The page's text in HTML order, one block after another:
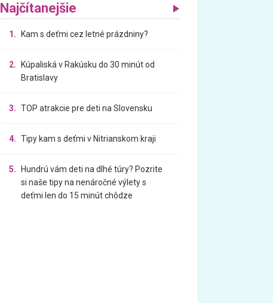
Najčítanejšie
1. Kam s deťmi cez letné prázdniny?
2.
Kúpaliská v Rakúsku do 30 minút od
Bratislavy
3. TOP atrakcie pre deti na Slovensku
4. Tipy kam s deťmi v Nitrianskom kraji
5.
Hundrú vám deti na dlhé túry? Pozrite
si naše tipy na nenáročné výlety s
deťmi len do 15 minút chôdze